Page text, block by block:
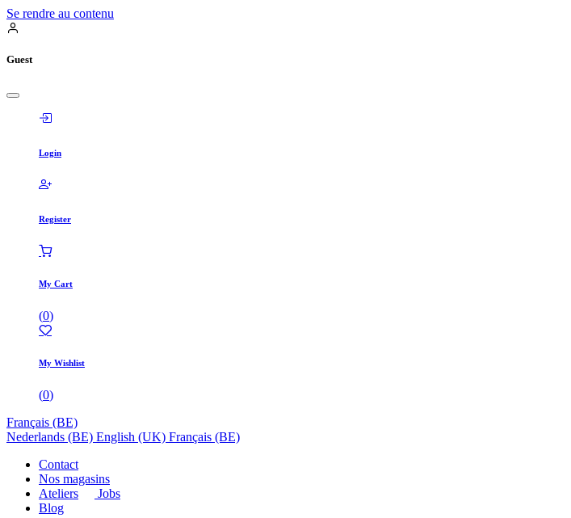
Se rendre au contenu
Guest
Login
Register
My Cart
(0)
My Wishlist
(0)
Français (BE)
Nederlands (BE) English (UK) Français (BE)
Contact
Nos magasins
Ateliers
Jobs
Blog